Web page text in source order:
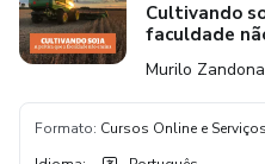
Cultivando
faculdade
Murilo
Formato: Cursos Online e